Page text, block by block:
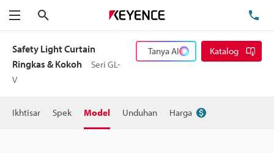
Menu
Safety Light Curtain
Ringkas & Kokoh
Seri GL-
V
Tanya AI Katalog
Ikhtisar Spek Model Unduhan Harga